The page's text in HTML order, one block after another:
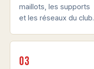
maillots, les supports
et les réseaux du club.
03